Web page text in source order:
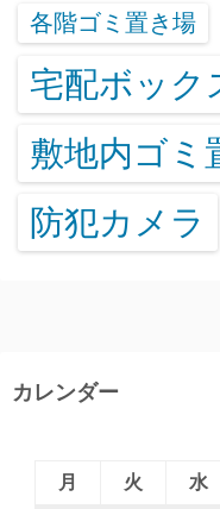
各階ゴミ置き場
宅配ボック
敷地内ゴミ
防犯カメラ
カレンダー
月
火 水